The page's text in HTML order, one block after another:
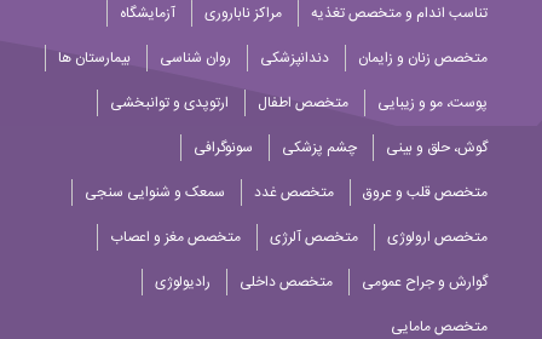
تناسب اندام و متخصص تغذیه مراکز ناباروری
آزمایشگاه
متخصص زنان و زایمان
دندانپزشکی روان شناسی
بیمارستان ها
پوست، مو و زیبایی
متخصص اطفال
ارتوپدی و توانبخشی
گوش، حلق و بینی
چشم پزشکی
سونوگرافی
متخصص قلب و عروق
متخصص غدد
سمعک و شنوایی سنجی
متخصص ارولوژی
متخصص آلرژی
متخصص مغز و اعصاب
گوارش و جراح عمومی
متخصص داخلی
رادیولوژی
متخصص مامایی